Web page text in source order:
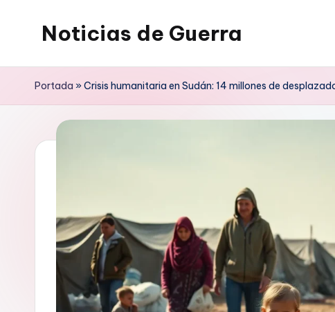
Noticias de Guerra
Portada »Crisis humanitaria en Sudán: 14 millones de